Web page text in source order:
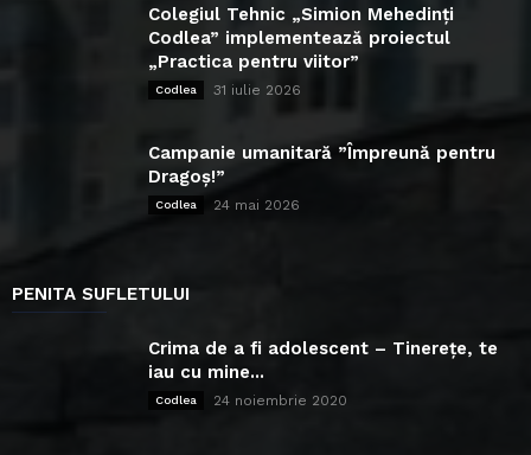
Colegiul Tehnic „Simion Mehedinți
Codlea” implementează proiectul
„Practica pentru viitor”
Codlea 31 iulie 2026
Campanie umanitară ”Împreună pentru
Dragoș!”
Codlea 24 mai 2026
PENITA SUFLETULUI
Crima de a fi adolescent – Tinerețe, te
iau cu mine...
Codlea 24 noiembrie 2020